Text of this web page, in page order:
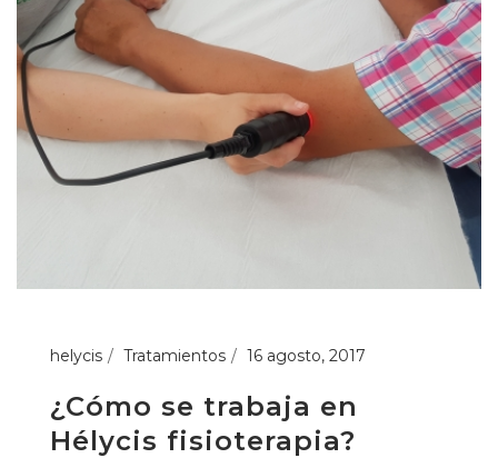
helycis Tratamientos 16 agosto, 2017
¿Cómo se trabaja en
Hélycis fisioterapia?